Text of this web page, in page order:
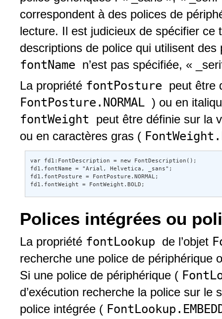
correspondent à des polices de
lecture. Il est judicieux de spécifier
descriptions de police qui utilisent
fontName n’est pas spécifiée, «
La propriété fontPosture peut être
FontPosture.NORMAL ) ou en
fontWeight peut être définie sur la
ou en caractères gras (
var fd1:FontDescription = new FontDescription();
fd1.fontName = "Arial, Helvetica, _sans";
fd1.fontPosture = FontPosture.NORMAL;
fd1.fontWeight = FontWeight.BOLD;
Polices intégrées ou
La propriété fontLookup de l’objet
recherche une police de périphérique
Si une police de périphérique (
d’exécution recherche la police sur
police intégrée (